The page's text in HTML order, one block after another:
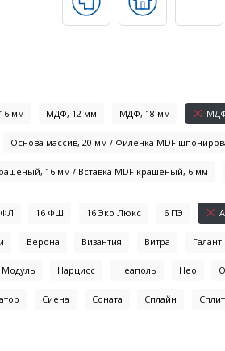
мм МДФ, 12 мм МДФ, 18 мм
Основа массив, 20 мм / Филенка MDF
16 мм / Вставка MDF крашеный, 6 мм
ФЛ 16 ФШ 16 Эко Люкс 6 ПЭ
Верона Византия Витра Галант
Модуль Нарцисс Неаполь Нео
Сиена Соната Сплайн Сплит